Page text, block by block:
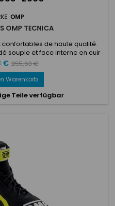
OMP
OMP TECNICA
confortables de haute qualité.
souple et face interne en cuir
semelle extérieure ultralégère
directe et une meilleure
la pointe et soufflet arrière
bicolore moderne.
€ Verkaufspreis
255,60 €
Warenkorb
Teile verfügbar